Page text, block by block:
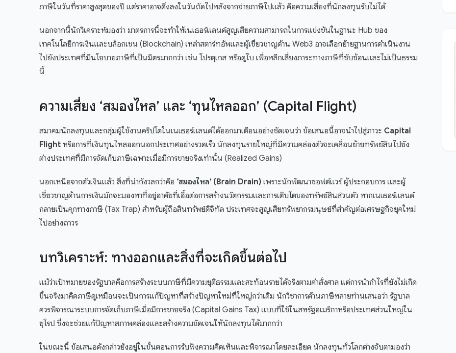
ภาษีในวันที่ราคาสูงสุดของปี แต่ราคาอาจดิ่งลงในวันถัดไปหลังจากจ่ายภาษีไปแล้ว คือความเสี่ยงที่นักลงทุนรับไม่ได้
นอกจากนี้นักวิเคราะห์มองว่า มาตรการนี้จะทำให้เนเธอร์แลนด์สูญเสียความสามารถในการแข่งขันในฐานะ Hub ของ
เทคโนโลยีการเงินและบล็อกเชน (Blockchain) เหล่าสตาร์ทอัพและผู้เชี่ยวชาญด้าน Web3 อาจเลือกย้ายฐานการดำเนินงาน
ไปยังประเทศที่มีนโยบายภาษีที่เป็นมิตรมากกว่า เช่น โปรตุเกส หรือดูไบ เพื่อหลีกเลี่ยงภาระทางภาษีที่ซับซ้อนและไม่เป็นธรรม
นี้
ความเสี่ยง ‘สมองไหล’ และ ‘ทุนไหลออก’ (Capital Flight)
สมาคมนักลงทุนและกลุ่มผู้ใช้งานคริปโตในเนเธอร์แลนด์ได้ออกมาเตือนอย่างชัดเจนว่า ข้อเสนอนี้อาจนำไปสู่ภาวะ Capital
Flight หรือการที่เงินทุนไหลออกนอกประเทศอย่างรวดเร็ว นักลงทุนรายใหญ่ที่มีความคล่องตัวจะเคลื่อนย้ายทรัพย์สินไปยัง
ต่างประเทศที่มีการจัดเก็บภาษีเฉพาะเมื่อมีการขายจริงเท่านั้น (Realized Gains)
นอกเหนือจากตัวเงินแล้ว สิ่งที่น่ากังวลกว่าคือ ‘สมองไหล’ (Brain Drain) เพราะนักพัฒนาซอฟต์แวร์ ผู้ประกอบการ และผู้
เชี่ยวชาญด้านการเงินมักจะมองหาที่อยู่อาศัยที่เอื้อต่อการสร้างนวัตกรรมและการเติบโตของทรัพย์สินส่วนตัว หากเนเธอร์แลนด์
กลายเป็นคุกทางภาษี (Tax Trap) สำหรับผู้ถือสินทรัพย์ดิจิทัล ประเทศจะสูญเสียทรัพยากรมนุษย์ที่สำคัญต่อเศรษฐกิจยุคใหม่
ไปอย่างถาวร
บทวิเคราะห์: ทางออกและสิ่งที่จะเกิดขึ้นต่อไป
แม้ว่าเป้าหมายของรัฐบาลคือการสร้างระบบภาษีที่มีความยุติธรรมและสะท้อนรายได้จริงตามคำสั่งศาล แต่การนำกำไรที่ยังไม่เกิด
ขึ้นจริงมาคิดภาษีดูเหมือนจะเป็นการแก้ปัญหาที่สร้างปัญหาใหม่ที่ใหญ่กว่าเดิม นักวิชาการด้านภาษีหลายท่านเสนอว่า รัฐบาล
ควรพิจารณาระบบการจัดเก็บภาษีเมื่อมีการขายจริง (Capital Gains Tax) แบบที่ใช้ในสหรัฐอเมริกาหรือประเทศส่วนใหญ่ใน
ยุโรป ซึ่งจะช่วยแก้ปัญหาสภาพคล่องและสร้างความชัดเจนให้นักลงทุนได้มากกว่า
ในขณะนี้ ข้อเสนอดังกล่าวยังอยู่ในขั้นตอนการรับฟังความคิดเห็นและพิจารณาโดยละเอียด นักลงทุนทั่วโลกต่างจับตามองว่า